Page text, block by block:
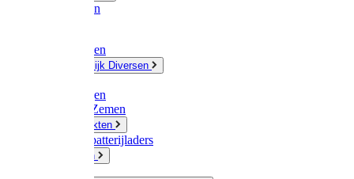
Chemicalien
Plasticzakken
Huishoudelijk Diversen
Zaksluitingen
Sponzen / Zemen
Zeepprodukten
Batterij & batterijladers
Zaklampen